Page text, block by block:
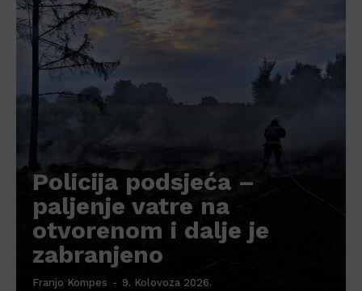
Policija podsjeća –
paljenje vatre na
otvorenom i dalje je
zabranjeno
Franjo Kompes - 9. Kolovoza 2026.